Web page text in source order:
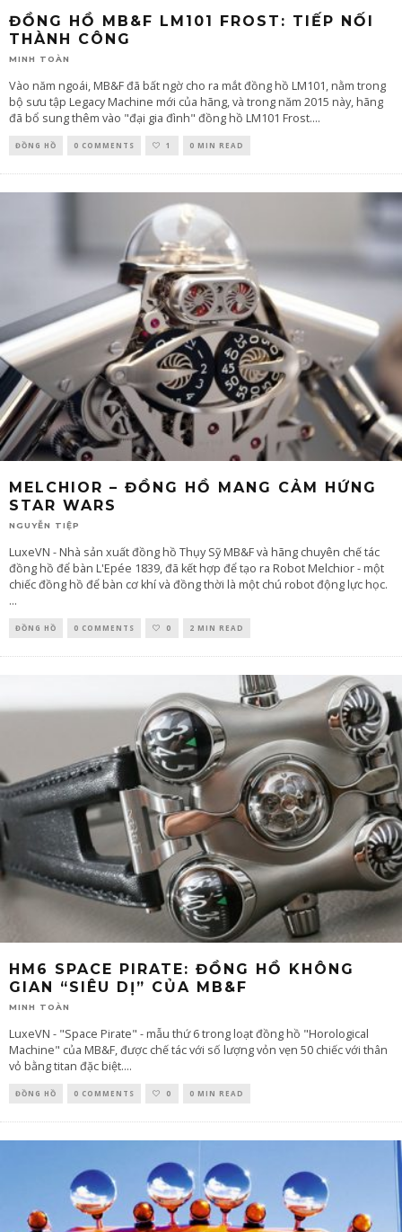
ĐỒNG HỒ MB&F LM101 FROST: TIẾP NỐI
THÀNH CÔNG
MINH TOÀN
Vào năm ngoái, MB&F đã bất ngờ cho ra mắt đồng hồ LM101, nằm trong
bộ sưu tập Legacy Machine mới của hãng, và trong năm 2015 này, hãng
đã bổ sung thêm vào "đại gia đình" đồng hồ LM101 Frost....
ĐỒNG HỒ 0 COMMENTS 1 0 MIN READ
MELCHIOR – ĐỒNG HỒ MANG CẢM HỨNG
STAR WARS
NGUYỄN TIỆP
LuxeVN - Nhà sản xuất đồng hồ Thụy Sỹ MB&F và hãng chuyên chế tác
đồng hồ để bàn L'Epée 1839, đã kết hợp để tạo ra Robot Melchior - một
chiếc đồng hồ để bàn cơ khí và đồng thời là một chú robot động lực học.
...
ĐỒNG HỒ 0 COMMENTS 0 2 MIN READ
HM6 SPACE PIRATE: ĐỒNG HỒ KHÔNG
GIAN “SIÊU DỊ” CỦA MB&F
MINH TOÀN
LuxeVN - "Space Pirate" - mẫu thứ 6 trong loạt đồng hồ "Horological
Machine" của MB&F, được chế tác với số lượng vỏn vẹn 50 chiếc với thân
vỏ bằng titan đặc biệt....
ĐỒNG HỒ 0 COMMENTS 0 0 MIN READ